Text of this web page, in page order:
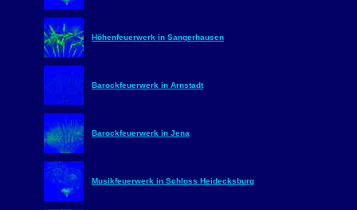
Höhenfeuerwerk in Sangerhausen
Barockfeuerwerk in Arnstadt
Barockfeuerwerk in Jena
Musikfeuerwerk in Schloss Heidecksburg